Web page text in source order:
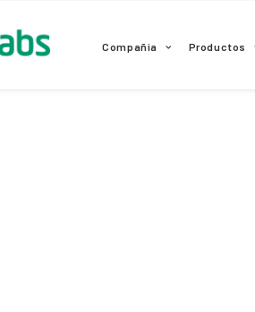
Compañia Productos